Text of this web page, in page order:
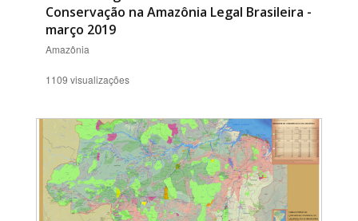
Conservação na Amazônia Legal Brasileira -
março 2019
Amazônia
1109 visualizações